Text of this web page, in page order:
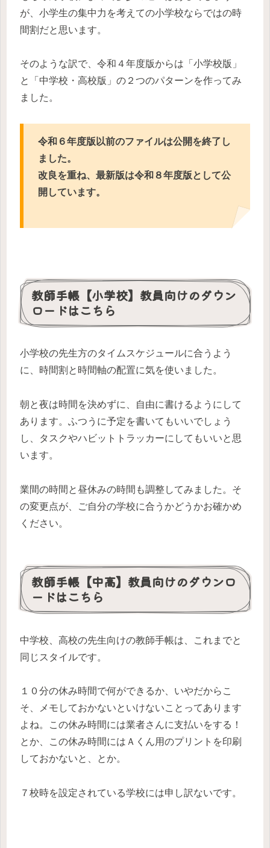
が、小学生の集中力を考えての小学校ならではの時
間割だと思います。
そのような訳で、令和４年度版からは「小学校版」
と「中学校・高校版」の２つのパターンを作ってみ
ました。
令和６年度版以前のファイルは公開を終了し
ました。
改良を重ね、最新版は令和８年度版として公
開しています。
教師手帳【小学校】教員向けのダウン
ロードはこちら
小学校の先生方のタイムスケジュールに合うよう
に、時間割と時間軸の配置に気を使いました。
朝と夜は時間を決めずに、自由に書けるようにして
あります。ふつうに予定を書いてもいいでしょう
し、タスクやハビットトラッカーにしてもいいと思
います。
業間の時間と昼休みの時間も調整してみました。そ
の変更点が、ご自分の学校に合うかどうかお確かめ
ください。
教師手帳【中高】教員向けのダウンロ
ードはこちら
中学校、高校の先生向けの教師手帳は、これまでと
同じスタイルです。
１０分の休み時間で何ができるか、いやだからこ
そ、メモしておかないといけないことってあります
よね。この休み時間には業者さんに支払いをする！
とか、この休み時間にはＡくん用のプリントを印刷
しておかないと、とか。
７校時を設定されている学校には申し訳ないです。